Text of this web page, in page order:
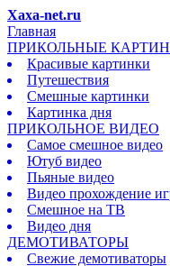
Xaxa-net.ru
Главная
ПРИКОЛЬНЫЕ
Красивые картинки
Путешествия
Смешные картинки
Картинка дня
ПРИКОЛЬНОЕ ВИДЕО
Самое смешное видео
Ютуб видео
Пьяные видео
Видео прохождение
Смешное на ТВ
Видео дня
ДЕМОТИВАТОРЫ
Свежие демотиваторы